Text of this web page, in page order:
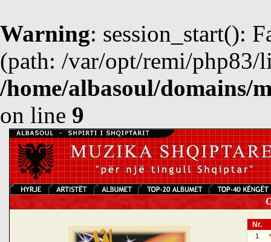
Warning: session_start():
(path: /var/opt/remi/php83/
/home/albasoul/domains/
on line 9
Nr.
1